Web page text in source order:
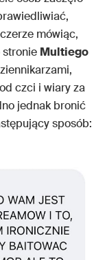
mówiąc,
stronie Multiego
czci i wiary za
jednak bronić
sposób: